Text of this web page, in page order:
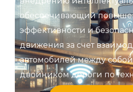
обеспечивающий
эффективности и
движения за счет
автомобилей между
двойником дороги по